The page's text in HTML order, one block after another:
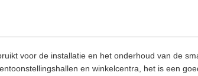
voor de installatie en het onderhoud van de
en winkelcentra, het is een